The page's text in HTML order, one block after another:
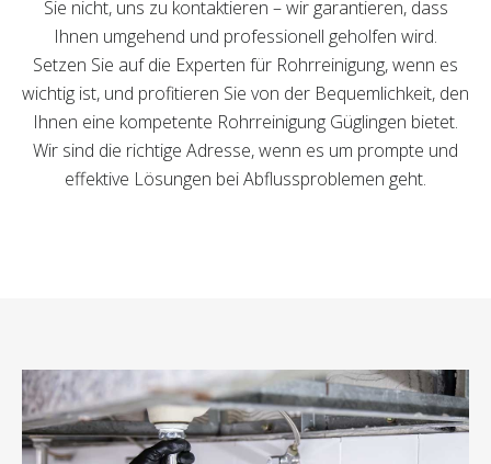
Sie nicht, uns zu kontaktieren – wir garantieren, dass
Ihnen umgehend und professionell geholfen wird.
Setzen Sie auf die Experten für Rohrreinigung, wenn es
wichtig ist, und profitieren Sie von der Bequemlichkeit, den
Ihnen eine kompetente Rohrreinigung Güglingen bietet.
Wir sind die richtige Adresse, wenn es um prompte und
effektive Lösungen bei Abflussproblemen geht.